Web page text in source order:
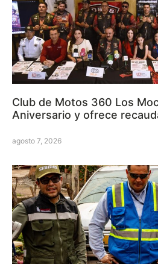
Club de Motos 360 Los
Aniversario y ofrece
agosto 7, 2026